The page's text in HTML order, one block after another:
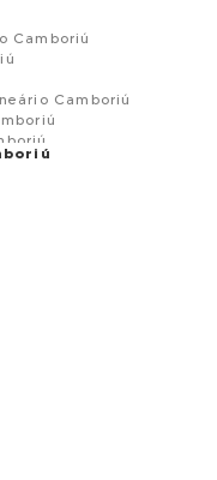
Camboriú
Camboriú
Camborií
CAMBORIU
Cam
Camboriú